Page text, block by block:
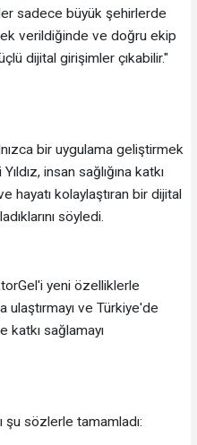
sadece büyük şehirlerde
verildiğinde ve doğru ekip
dijital girişimler çıkabilir."
bir uygulama geliştirmek
insan sağlığına katkı
hayatı kolaylaştıran bir dijital
söyledi.
yeni özelliklerle
ulaştırmayı ve Türkiye'de
katkı sağlamayı
şu sözlerle tamamladı: